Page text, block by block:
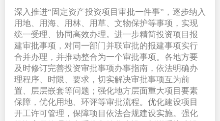
深入推进“固定资产投资项目审批一件事”，逐步纳入
用地、用海、用林、用草、文物保护等事项，实现
统一受理、协同高效办理。进一步精简投资项目报
建审批事项，对同一部门并联审批的报建事项实行
合并办理，并推动整合为一个审批事项。各地方要
及时修订完善投资审批事项办事指南，依法明确办
理程序、时限、要求，切实解决审批事项互为前
置、层层嵌套等问题；强化地方层面重大项目要素
保障，优化用地、环评等审批流程。优化建设项目
开工许可管理，保障项目依法合规建设实施。强化